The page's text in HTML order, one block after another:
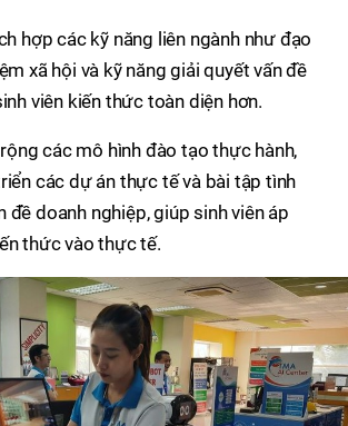
hợp các kỹ năng liên ngành như đạo
xã hội và kỹ năng giải quyết vấn đề
viên kiến thức toàn diện hơn.
các mô hình đào tạo thực hành,
các dự án thực tế và bài tập tình
đề doanh nghiệp, giúp sinh viên áp
thức vào thực tế.